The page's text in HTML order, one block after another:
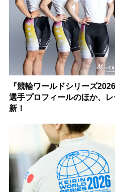
『競輪ワールドシリーズ
選手プロフィールのほか、
新！